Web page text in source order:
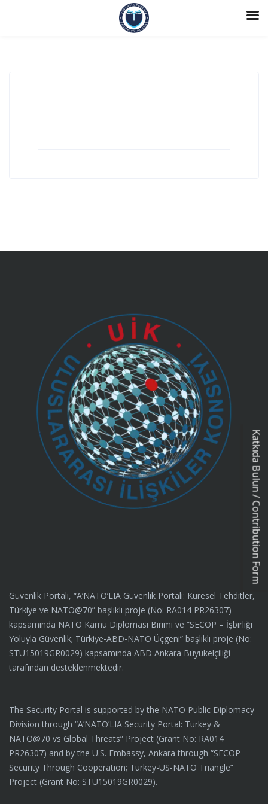
Katkıda Bulun / Contribution Form
Güvenlik Portalı, “A’NATO’LIA Güvenlik Portalı: Küresel Tehditler,
Türkiye ve NATO@70” başlıklı proje (No: RA014 PR26307)
kapsamında NATO Kamu Diplomasi Birimi ve “SECOP – İşbirliği
Yoluyla Güvenlik; Türkiye-ABD-NATO Üçgeni” başlıklı proje (No:
STU15019GR0029) kapsamında ABD Ankara Büyükelçiliği
tarafından desteklenmektedir.
The Security Portal is supported by the NATO Public Diplomacy
Division through “A’NATO’LIA Security Portal: Turkey &
NATO@70 vs Global Threats” Project (Grant No: RA014
PR26307) and by the U.S. Embassy, Ankara through “SECOP –
Security Through Cooperation; Turkey-US-NATO Triangle”
Project (Grant No: STU15019GR0029).